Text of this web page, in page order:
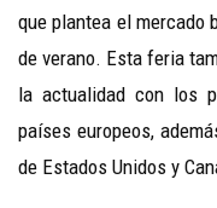
que plantea el mercado
de verano. Esta feria
la actualidad con los
países europeos,
de Estados Unidos y